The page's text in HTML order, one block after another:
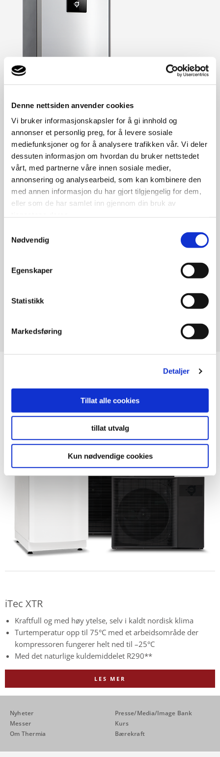
Denne nettsiden anvender cookies
Vi bruker informasjonskapsler for å gi innhold og
annonser et personlig preg, for å levere sosiale
mediefunksjoner og for å analysere trafikken vår. Vi deler
dessuten informasjon om hvordan du bruker nettstedet
vårt, med partnerne våre innen sosiale medier,
annonsering og analysearbeid, som kan kombinere den
med annen informasjon du har gjort tilgjengelig for dem,
eller som de har samlet inn gjennom din bruk av
Nødvendig
Egenskaper
Statistikk
Markedsføring
Detaljer
Tillat alle cookies
tillat utvalg
Kun nødvendige cookies
Athena H
Eksepsjonell ytelse for deg som ikke går på kompromiss
med kvalitet eller komfort
En av markedets mest stillegående. Minimal lyd selv ved
iTec XTR
Kraftfull og med høy ytelse, selv i kaldt nordisk klima
Turtemperatur opp til 75°C med et arbeidsområde der
kompressoren fungerer helt ned til –25°C
Med det naturlige kuldemiddelet R290**
LES MER
Nyheter
Presse/Media/Image Bank
Messer
Kurs
Om Thermia
Bærekraft